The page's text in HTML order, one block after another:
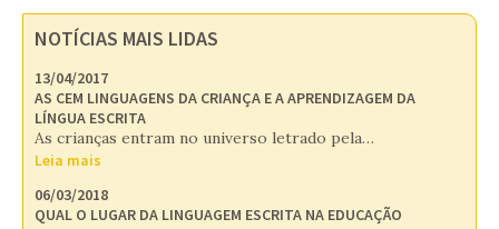
NOTÍCIAS MAIS LIDAS
13/04/2017
AS CEM LINGUAGENS DA CRIANÇA E A APRENDIZAGEM DA
LÍNGUA ESCRITA
As crianças entram no universo letrado pela…
Leia mais
06/03/2018
QUAL O LUGAR DA LINGUAGEM ESCRITA NA EDUCAÇÃO